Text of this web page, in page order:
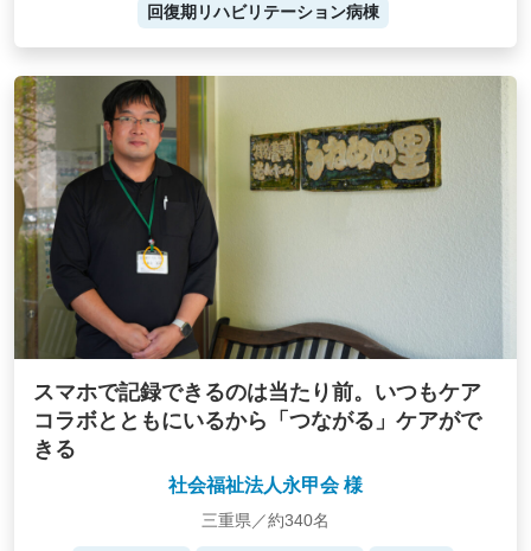
回復期リハビリテーション病棟
スマホで記録できるのは当たり前。いつもケア
コラボとともにいるから「つながる」ケアがで
きる
社会福祉法人永甲会 様
三重県／約340名